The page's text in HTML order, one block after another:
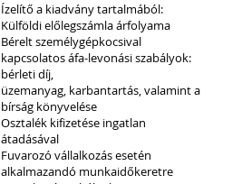
Ízelítő a kiadvány tartalmából:
Külföldi előlegszámla árfolyama
Bérelt személygépkocsival
kapcsolatos áfa-levonási szabályok:
bérleti díj,
üzemanyag, karbantartás, valamint a
bírság könyvelése
Osztalék kifizetése ingatlan
átadásával
Fuvarozó vállalkozás esetén
alkalmazandó munkaidőkeretre